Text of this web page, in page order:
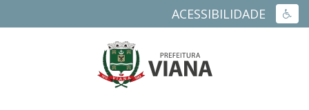
ACESSIBILIDADE